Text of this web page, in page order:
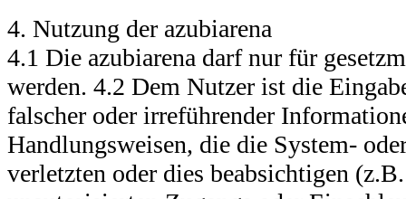
4. Nutzung der azubiarena
4.1 Die azubiarena darf nur für
werden. 4.2 Dem Nutzer ist die
falscher oder irreführender
Handlungsweisen, die die System-
verletzten oder dies beabsichtigen